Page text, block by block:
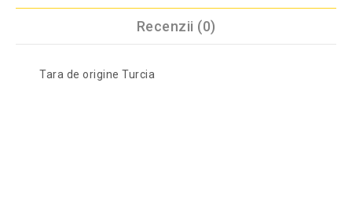
Recenzii (0)
Tara de origine Turcia